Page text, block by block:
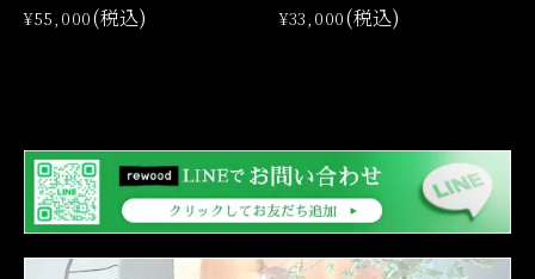
¥55,000(税込)
¥33,000(税込)